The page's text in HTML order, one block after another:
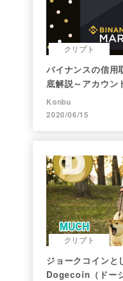
クリプト
バイナンスの信用
底解説～アカウン
算例まで～
Konbu
2020/06/15
クリプト
ジョークコインと
Dogecoin（ドー